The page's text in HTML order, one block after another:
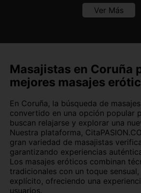
Cáceres
Canarias
Castellón
Ciudad Real
Cuenca
Granada
Guipúzcoa
Huesca
Ver Más
Masajistas en Coruña
mejores masajes
En Coruña, la búsqueda de
convertido en una opción popular
buscan relajarse y explorar una
Nuestra plataforma,
gran variedad de masajistas
garantizando experiencias
Los masajes eróticos combinan
tradicionales con un toque
explícito, ofreciendo una
usuarios.